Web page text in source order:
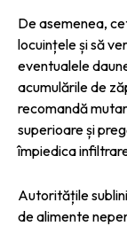
De asemenea,
locuințele și să
eventualele
acumulările de
recomandă
superioare și
împiedica
Autoritățile
de alimente